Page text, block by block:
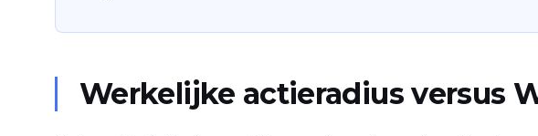
Werkelijke actieradius versus